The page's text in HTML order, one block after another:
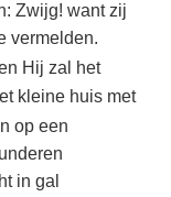
Zwijg! want zij
vermelden.
Hij zal het
kleine huis met
op een
in gal